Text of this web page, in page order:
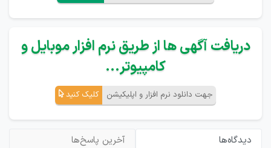
دریافت آگهی ها از طریق نرم افزار موبایل و
کامپیوتر...
جهت دانلود نرم افزار و اپلیکیشن کلیک کنید
دیدگاه‌ها
آخرین پاسخ‌ها